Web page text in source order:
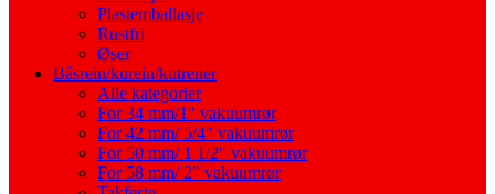
Plastemballasje
Rustfri
Øser
Båsrein/kurein/kutrener
Alle kategorier
For 34 mm/1″ vakuumrør
For 42 mm/ 5/4″ vakuumrør
For 50 mm/ 1 1/2″ vakuumrør
For 58 mm/ 2″ vakuumrør